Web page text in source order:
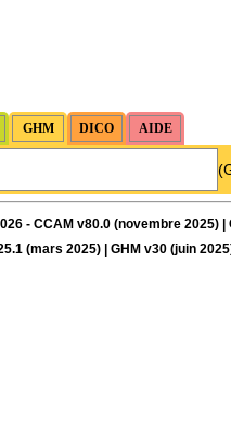
- CCAM v80.0 (novembre 2025) |
(mars 2025) | GHM v30 (juin